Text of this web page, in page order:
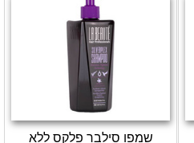
שמפו סילבר פלקס ללא